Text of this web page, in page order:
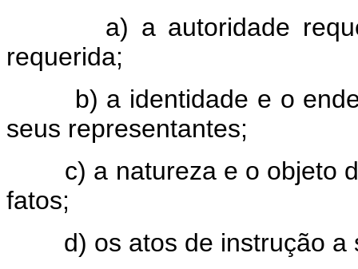
a) a autoridade
requerida;
b) a identidade e o
seus representantes;
c) a natureza e o objeto
fatos;
d) os atos de instrução a